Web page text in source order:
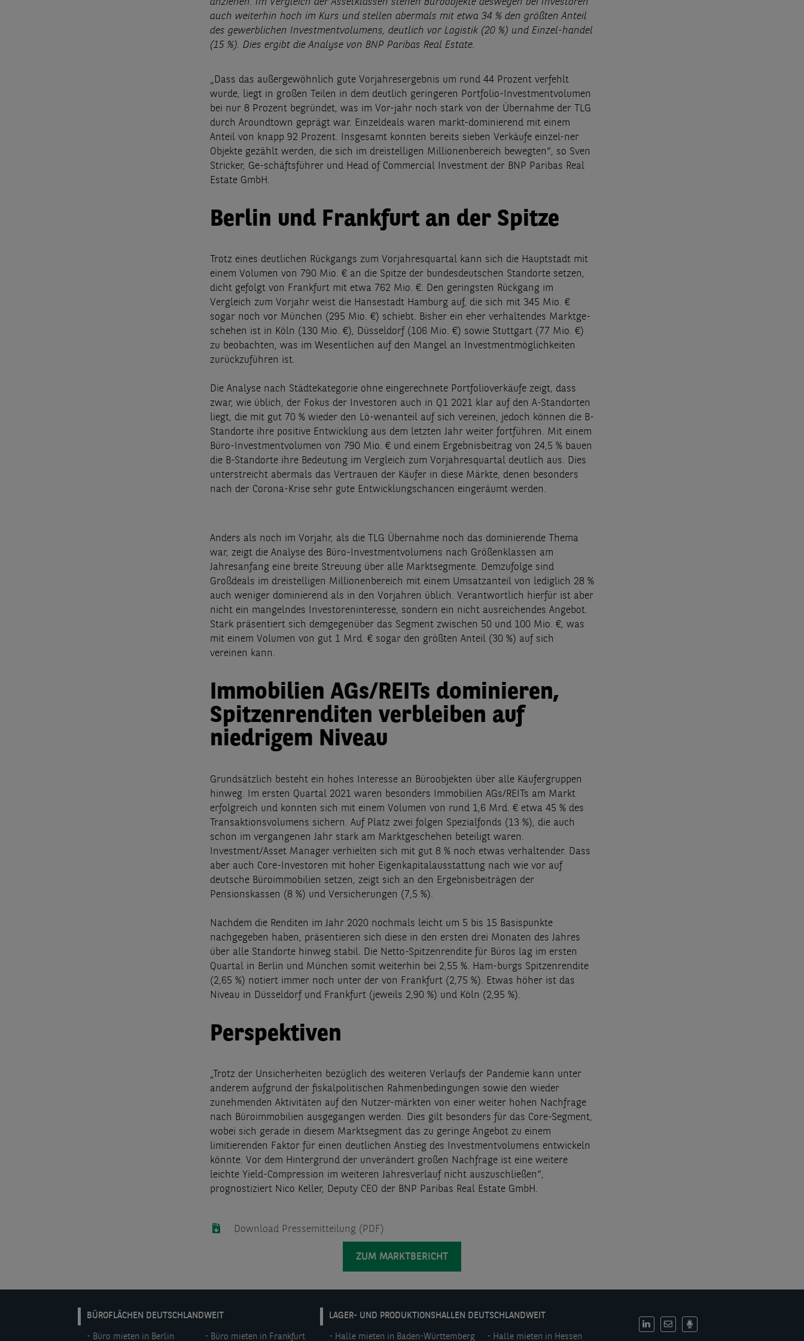
anziehen. Im Vergleich der Assetklassen stehen Büroobjekte deswegen bei Investoren
auch weiterhin hoch im Kurs und stellen abermals mit etwa 34 % den größten Anteil
des gewerblichen Investmentvolumens, deutlich vor Logistik (20 %) und Einzel-handel
(15 %). Dies ergibt die Analyse von BNP Paribas Real Estate.
„Dass das außergewöhnlich gute Vorjahresergebnis um rund 44 Prozent verfehlt
wurde, liegt in großen Teilen in dem deutlich geringeren Portfolio-Investmentvolumen
bei nur 8 Prozent begründet, was im Vor-jahr noch stark von der Übernahme der TLG
durch Aroundtown geprägt war. Einzeldeals waren markt-dominierend mit einem
Anteil von knapp 92 Prozent. Insgesamt konnten bereits sieben Verkäufe einzel-ner
Objekte gezählt werden, die sich im dreistelligen Millionenbereich bewegten“, so Sven
Stricker, Ge-schäftsführer und Head of Commercial Investment der BNP Paribas Real
Estate GmbH.
Berlin und Frankfurt an der Spitze
Trotz eines deutlichen Rückgangs zum Vorjahresquartal kann sich die Hauptstadt mit
einem Volumen von 790 Mio. € an die Spitze der bundesdeutschen Standorte setzen,
dicht gefolgt von Frankfurt mit etwa 762 Mio. €. Den geringsten Rückgang im
Vergleich zum Vorjahr weist die Hansestadt Hamburg auf, die sich mit 345 Mio. €
sogar noch vor München (295 Mio. €) schiebt. Bisher ein eher verhaltendes Marktge-
schehen ist in Köln (130 Mio. €), Düsseldorf (106 Mio. €) sowie Stuttgart (77 Mio. €)
zu beobachten, was im Wesentlichen auf den Mangel an Investmentmöglichkeiten
zurückzuführen ist.
Die Analyse nach Städtekategorie ohne eingerechnete Portfolioverkäufe zeigt, dass
zwar, wie üblich, der Fokus der Investoren auch in Q1 2021 klar auf den A-Standorten
liegt, die mit gut 70 % wieder den Lö-wenanteil auf sich vereinen, jedoch können die B-
Standorte ihre positive Entwicklung aus dem letzten Jahr weiter fortführen. Mit einem
Büro-Investmentvolumen von 790 Mio. € und einem Ergebnisbeitrag von 24,5 % bauen
die B-Standorte ihre Bedeutung im Vergleich zum Vorjahresquartal deutlich aus. Dies
unterstreicht abermals das Vertrauen der Käufer in diese Märkte, denen besonders
nach der Corona-Krise sehr gute Entwicklungschancen eingeräumt werden.
Anders als noch im Vorjahr, als die TLG Übernahme noch das dominierende Thema
war, zeigt die Analyse des Büro-Investmentvolumens nach Größenklassen am
Jahresanfang eine breite Streuung über alle Marktsegmente. Demzufolge sind
Großdeals im dreistelligen Millionenbereich mit einem Umsatzanteil von lediglich 28 %
auch weniger dominierend als in den Vorjahren üblich. Verantwortlich hierfür ist aber
nicht ein mangelndes Investoreninteresse, sondern ein nicht ausreichendes Angebot.
Stark präsentiert sich demgegenüber das Segment zwischen 50 und 100 Mio. €, was
mit einem Volumen von gut 1 Mrd. € sogar den größten Anteil (30 %) auf sich
vereinen kann.
Immobilien AGs/REITs dominieren,
Spitzenrenditen verbleiben auf
niedrigem Niveau
Grundsätzlich besteht ein hohes Interesse an Büroobjekten über alle Käufergruppen
hinweg. Im ersten Quartal 2021 waren besonders Immobilien AGs/REITs am Markt
erfolgreich und konnten sich mit einem Volumen von rund 1,6 Mrd. € etwa 45 % des
Transaktionsvolumens sichern. Auf Platz zwei folgen Spezialfonds (13 %), die auch
schon im vergangenen Jahr stark am Marktgeschehen beteiligt waren.
Investment/Asset Manager verhielten sich mit gut 8 % noch etwas verhaltender. Dass
aber auch Core-Investoren mit hoher Eigenkapitalausstattung nach wie vor auf
deutsche Büroimmobilien setzen, zeigt sich an den Ergebnisbeiträgen der
Pensionskassen (8 %) und Versicherungen (7,5 %).
Nachdem die Renditen im Jahr 2020 nochmals leicht um 5 bis 15 Basispunkte
nachgegeben haben, präsentieren sich diese in den ersten drei Monaten des Jahres
über alle Standorte hinweg stabil. Die Netto-Spitzenrendite für Büros lag im ersten
Quartal in Berlin und München somit weiterhin bei 2,55 %. Ham-burgs Spitzenrendite
(2,65 %) notiert immer noch unter der von Frankfurt (2,75 %). Etwas höher ist das
Niveau in Düsseldorf und Frankfurt (jeweils 2,90 %) und Köln (2,95 %).
Perspektiven
„Trotz der Unsicherheiten bezüglich des weiteren Verlaufs der Pandemie kann unter
anderem aufgrund der fiskalpolitischen Rahmenbedingungen sowie den wieder
zunehmenden Aktivitäten auf den Nutzer-märkten von einer weiter hohen Nachfrage
nach Büroimmobilien ausgegangen werden. Dies gilt besonders für das Core-Segment,
wobei sich gerade in diesem Marktsegment das zu geringe Angebot zu einem
limitierenden Faktor für einen deutlichen Anstieg des Investmentvolumens entwickeln
könnte. Vor dem Hintergrund der unverändert großen Nachfrage ist eine weitere
leichte Yield-Compression im weiteren Jahresverlauf nicht auszuschließen“,
prognostiziert Nico Keller, Deputy CEO der BNP Paribas Real Estate GmbH.
Download Pressemitteilung (PDF)
ZUM MARKTBERICHT
DE:
Footer
BÜROFLÄCHEN DEUTSCHLANDWEIT
Büro mieten in Berlin Büro mieten in Frankfurt
DE:
Footer
LAGER- UND PRODUKTIONSHALLEN DEUTSCHLANDWEIT
Halle mieten in Baden-Württemberg Halle mieten in Hessen
DE: